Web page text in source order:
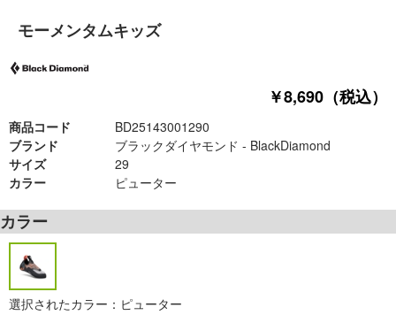
モーメンタムキッズ
￥8,690（税込）
商品コード
BD25143001290
ブランド
ブラックダイヤモンド - BlackDiamond
サイズ
29
カラー
ピューター
カラー
選択されたカラー：ピューター